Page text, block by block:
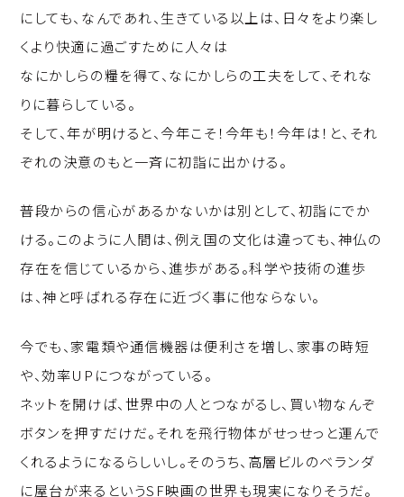
にしても、なんであれ、生きている以上は、日々をより楽し
くより快適に過ごすために人々は
なにかしらの糧を得て、なにかしらの工夫をして、それな
りに暮らしている。
そして、年が明けると、今年こそ！今年も！今年は！と、それ
ぞれの決意のもと一斉に初詣に出かける。
普段からの信心があるかないかは別として、初詣にでか
ける。このように人間は、例え国の文化は違っても、神仏の
存在を信じているから、進歩がある。科学や技術の進歩
は、神と呼ばれる存在に近づく事に他ならない。
今でも、家電類や通信機器は便利さを増し、家事の時短
や、効率UPにつながっている。
ネットを開けば、世界中の人とつながるし、買い物なんぞ
ボタンを押すだけだ。それを飛行物体がせっせっと運んで
くれるようになるらしいし。そのうち、高層ビルのベランダ
に屋台が来るというSF映画の世界も現実になりそうだ。